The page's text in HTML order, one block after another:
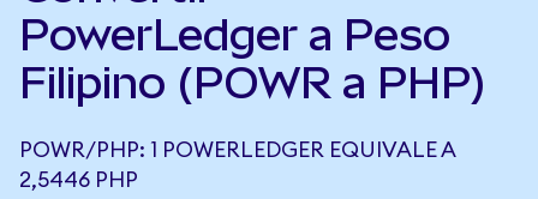
PowerLedger a Peso
Filipino (POWR a PHP)
POWR/PHP: 1 POWERLEDGER EQUIVALE A
2,5446 PHP